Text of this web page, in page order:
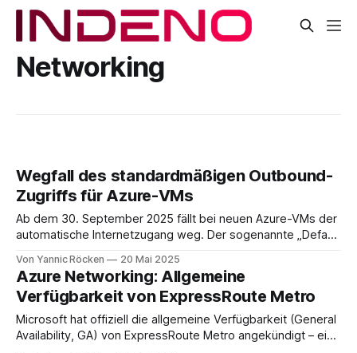
Networking
Wegfall des standardmäßigen Outbound-
Zugriffs für Azure-VMs
Ab dem 30. September 2025 fällt bei neuen Azure-VMs der
automatische Internetzugang weg. Der sogenannte „Default
access for VMs in Azure will be retired— transition to a new
method of internet access). Das bedeutet: Wer seine VMs
bisher einfach ins virtuelle Netzwerk gestellt
Von Yannic Röcken 20 Mai 2025
Azure Networking: Allgemeine
Verfügbarkeit von ExpressRoute Metro
Microsoft hat offiziell die allgemeine Verfügbarkeit (General
Availability, GA) von ExpressRoute Metro angekündigt – eine